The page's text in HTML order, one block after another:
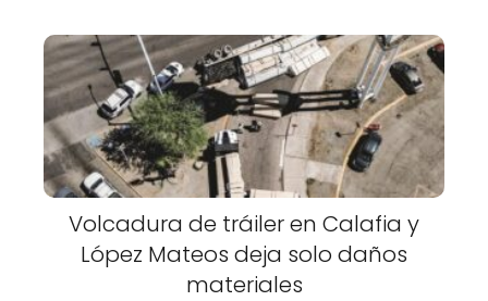
Volcadura de tráiler en Calafia y
López Mateos deja solo daños
materiales